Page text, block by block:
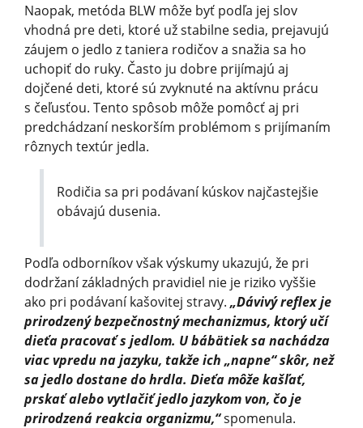
Naopak, metóda BLW môže byť podľa jej slov
vhodná pre deti, ktoré už stabilne sedia, prejavujú
záujem o jedlo z taniera rodičov a snažia sa ho
uchopiť do ruky. Často ju dobre prijímajú aj
dojčené deti, ktoré sú zvyknuté na aktívnu prácu
s čeľusťou. Tento spôsob môže pomôcť aj pri
predchádzaní neskorším problémom s prijímaním
rôznych textúr jedla.
Rodičia sa pri podávaní kúskov najčastejšie
obávajú dusenia.
Podľa odborníkov však výskumy ukazujú, že pri
dodržaní základných pravidiel nie je riziko vyššie
ako pri podávaní kašovitej stravy. „Dávivý reflex je
prirodzený bezpečnostný mechanizmus, ktorý učí
dieťa pracovať s jedlom. U bábätiek sa nachádza
viac vpredu na jazyku, takže ich „napne“ skôr, než
sa jedlo dostane do hrdla. Dieťa môže kašľať,
prskať alebo vytlačiť jedlo jazykom von, čo je
prirodzená reakcia organizmu,“spomenula.